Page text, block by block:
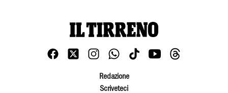
Redazione
Scriveteci